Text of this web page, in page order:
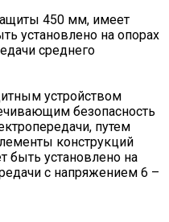
450 мм, имеет
установлено на опорах
среднего
устройством
безопасность
путем
конструкций
быть установлено на
с напряжением 6 –